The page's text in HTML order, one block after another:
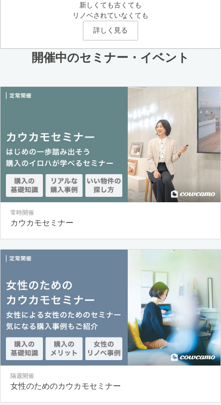
新しくても古くても
リノベされていなくても
詳しく見る
開催中のセミナー・イベント
常時開催
カウカモセミナー
隔週開催
女性のためのカウカモセミナー